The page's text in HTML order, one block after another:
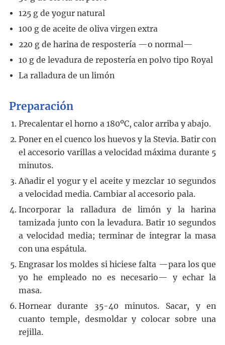
125 g de yogur natural
100 g de aceite de oliva virgen extra
220 g de harina de respostería —o normal—
10 g de levadura de repostería en polvo tipo Royal
La ralladura de un limón
Preparación
Precalentar el horno a 180ºC, calor arriba y abajo.
Poner en el cuenco los huevos y la Stevia. Batir con
el accesorio varillas a velocidad máxima durante 5
minutos.
Añadir el yogur y el aceite y mezclar 10 segundos
a velocidad media. Cambiar al accesorio pala.
Incorporar la ralladura de limón y la harina
tamizada junto con la levadura. Batir 10 segundos
a velocidad media; terminar de integrar la masa
con una espátula.
Engrasar los moldes si hiciese falta —para los que
yo he empleado no es necesario— y echar la
masa.
Hornear durante 35-40 minutos. Sacar, y en
cuanto temple, desmoldar y colocar sobre una
rejilla.